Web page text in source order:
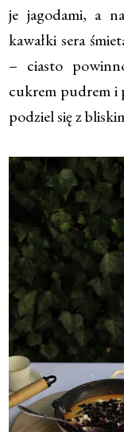
je jagodami, a
kawałki sera
– ciasto
cukrem pudrem i
podziel się z